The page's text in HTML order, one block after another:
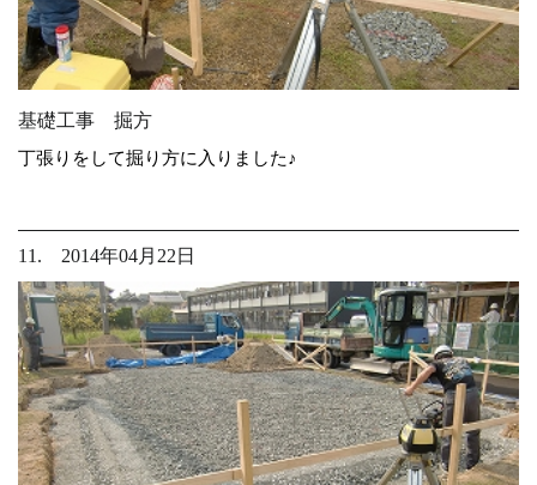
基礎工事 掘方
丁張りをして掘り方に入りました♪
11. 2014年04月22日